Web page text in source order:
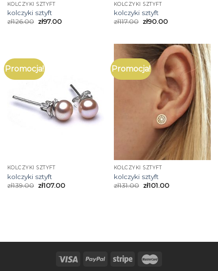
KOLCZYKI SZTYFT
kolczyki sztyft
zł126.00 zł97.00
KOLCZYKI SZTYFT
kolczyki sztyft
zł117.00 zł90.00
Promocja!
KOLCZYKI SZTYFT
kolczyki sztyft
zł139.00 zł107.00
Promocja!
KOLCZYKI SZTYFT
kolczyki sztyft
zł131.00 zł101.00